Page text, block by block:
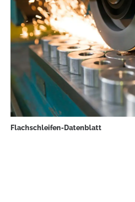
Flachschleifen-Datenblatt